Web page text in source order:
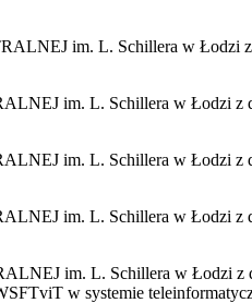
im. L. Schillera w Łodzi z
im. L. Schillera w Łodzi z
im. L. Schillera w Łodzi z
im. L. Schillera w Łodzi z
im. L. Schillera w Łodzi z
w systemie